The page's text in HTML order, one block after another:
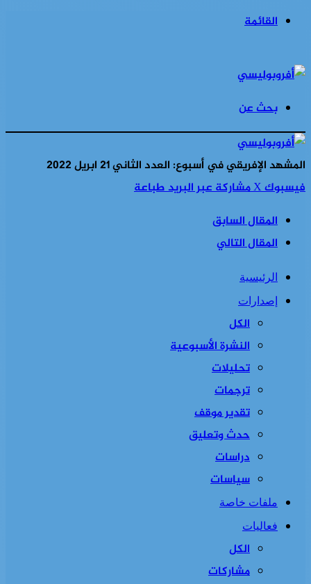
القائمة
بحث عن
المشهد الإفريقي في أسبوع: العدد الثاني 21 ابريل 2022
فيسبوك‫Xمشاركة عبر البريدطباعة
المقال السابق
المقال التالي
الرئيسية
إصدارات
الكل
النشرة الأسبوعية
تحليلات
ترجمات
تقدير موقف
حدث وتعليق
دراسات
سياسات
ملفات خاصة
فعاليات
الكل
مشاركات